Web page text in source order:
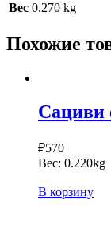
Вес 0.270 kg
Похожие
₽570
Вес: 0.220kg
В корзину